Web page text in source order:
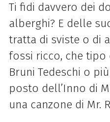
Ti fidi davvero dei
alberghi? E delle
tratta di sviste o di
fossi ricco, che tipo
Bruni Tedeschi o
posto dell’Inno di
una canzone di Mr.